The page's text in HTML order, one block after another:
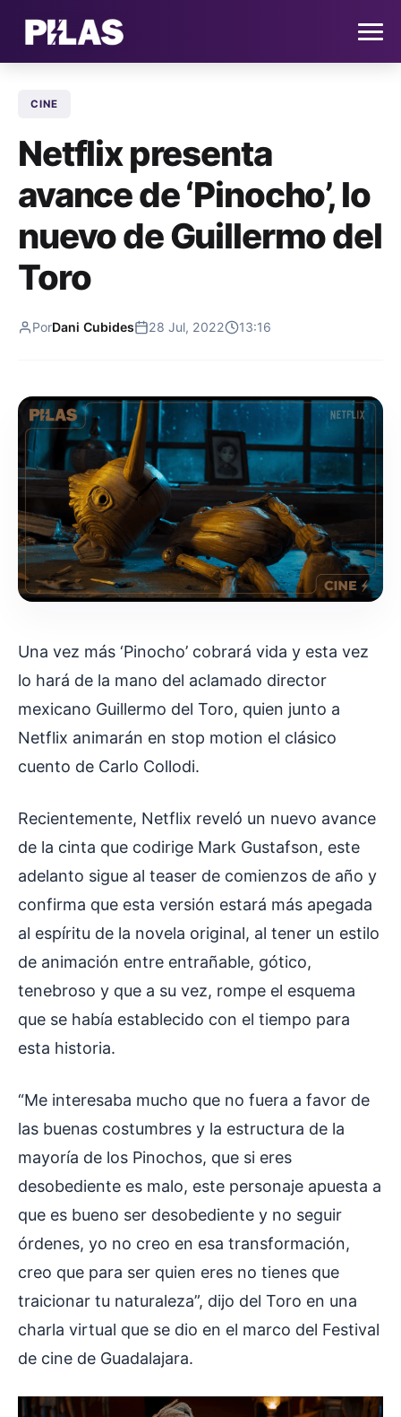
NOTICIAS
QUIÉNES SOMOS
CONTACTO
SUSCRÍBETE
CINE
Netflix presenta
avance de ‘Pinocho’, lo
nuevo de Guillermo del
Toro
PorDani Cubides 28 Jul, 2022 13:16
Una vez más ‘Pinocho’ cobrará vida y esta vez
lo hará de la mano del aclamado director
mexicano Guillermo del Toro, quien junto a
Netflix animarán en stop motion el clásico
cuento de Carlo Collodi.
Recientemente, Netflix reveló un nuevo avance
de la cinta que codirige Mark Gustafson, este
adelanto sigue al teaser de comienzos de año y
confirma que esta versión estará más apegada
al espíritu de la novela original, al tener un estilo
de animación entre entrañable, gótico,
tenebroso y que a su vez, rompe el esquema
que se había establecido con el tiempo para
esta historia.
“Me interesaba mucho que no fuera a favor de
las buenas costumbres y la estructura de la
mayoría de los Pinochos, que si eres
desobediente es malo, este personaje apuesta a
que es bueno ser desobediente y no seguir
órdenes, yo no creo en esa transformación,
creo que para ser quien eres no tienes que
traicionar tu naturaleza”, dijo del Toro en una
charla virtual que se dio en el marco del Festival
de cine de Guadalajara.